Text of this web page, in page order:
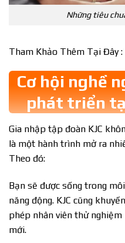
Những tiêu
Tham Khảo Thêm Tại Đây :
Cơ hội nghề
phát triển
Gia nhập tập đoàn KJC
là một hành trình mở ra
Theo đó:
Bạn sẽ được sống trong
năng động. KJC cũng
phép nhân viên thử
mới.